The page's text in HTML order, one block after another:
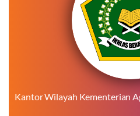
Kantor Wilayah Kementerian